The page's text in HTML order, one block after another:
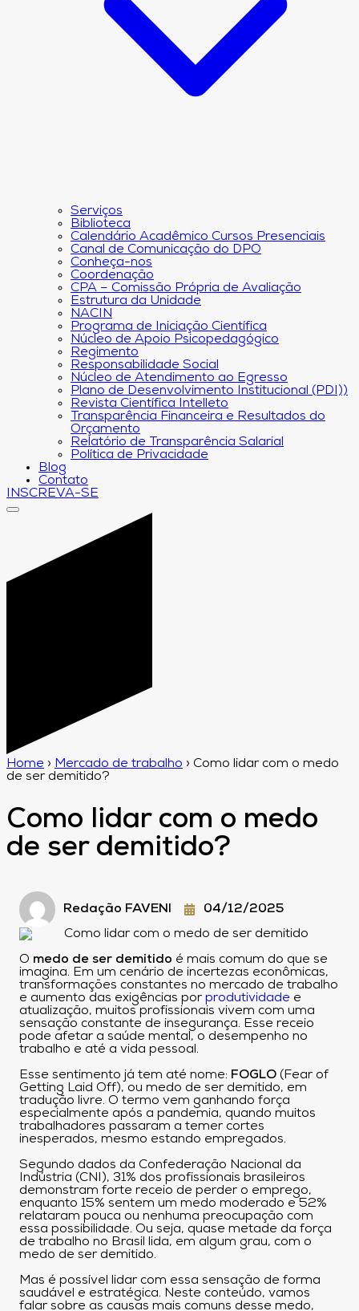
Serviços
Biblioteca
Calendário Acadêmico Cursos Presenciais
Canal de Comunicação do DPO
Conheça-nos
Coordenação
CPA – Comissão Própria de Avaliação
Estrutura da Unidade
NACIN
Programa de Iniciação Científica
Núcleo de Apoio Psicopedagógico
Regimento
Responsabilidade Social
Núcleo de Atendimento ao Egresso
Plano de Desenvolvimento Institucional (PDI))
Revista Científica Intelleto
Transparência Financeira e Resultados do
Orçamento
Relatório de Transparência Salarial
Política de Privacidade
Blog
Contato
INSCREVA-SE
Home › Mercado de trabalho › Como lidar com o medo
de ser demitido?
Como lidar com o medo
de ser demitido?
Redação FAVENI 04/12/2025
O medo de ser demitido é mais comum do que se
imagina. Em um cenário de incertezas econômicas,
transformações constantes no mercado de trabalho
e aumento das exigências por produtividade e
atualização, muitos profissionais vivem com uma
sensação constante de insegurança. Esse receio
pode afetar a saúde mental, o desempenho no
trabalho e até a vida pessoal.
Esse sentimento já tem até nome: FOGLO (Fear of
Getting Laid Off), ou medo de ser demitido, em
tradução livre. O termo vem ganhando força
especialmente após a pandemia, quando muitos
trabalhadores passaram a temer cortes
inesperados, mesmo estando empregados.
Segundo dados da Confederação Nacional da
Indústria (CNI), 31% dos profissionais brasileiros
demonstram forte receio de perder o emprego,
enquanto 15% sentem um medo moderado e 52%
relataram pouca ou nenhuma preocupação com
essa possibilidade. Ou seja, quase metade da força
de trabalho no Brasil lida, em algum grau, com o
medo de ser demitido.
Mas é possível lidar com essa sensação de forma
saudável e estratégica. Neste conteúdo, vamos
falar sobre as causas mais comuns desse medo,